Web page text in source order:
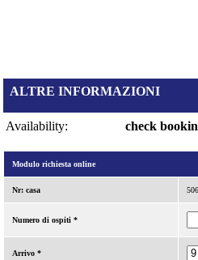
ALTRE INFORMAZIONI
Availability: check
Modulo richiesta online
Nr: casa 506
Numero di ospiti *
Arrivo *